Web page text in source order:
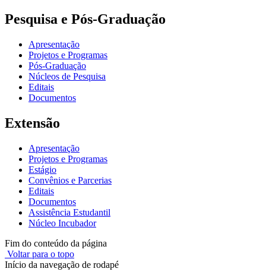
Pesquisa e Pós-Graduação
Apresentação
Projetos e Programas
Pós-Graduação
Núcleos de Pesquisa
Editais
Documentos
Extensão
Apresentação
Projetos e Programas
Estágio
Convênios e Parcerias
Editais
Documentos
Assistência Estudantil
Núcleo Incubador
Fim do conteúdo da página
Voltar para o topo
Início da navegação de rodapé